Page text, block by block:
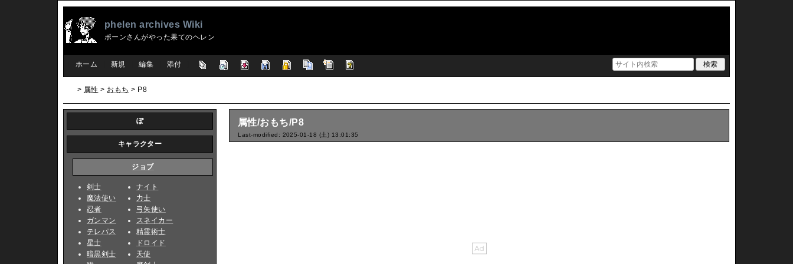
phelen archives Wiki
ポーンさんがやった果てのヘレン
ホーム 新規 編集 添付
> 属性 > おもち > P8
属性/おもち/P8
Last-modified: 2025-01-18 (土) 13:01:35
ぽ
キャラクター
ジョブ
剣士
魔法使い
忍者
ガンマン
テレパス
星士
暗黒剣士
ナイト
力士
弓矢使い
スネイカー
精霊術士
ドロイド
天使